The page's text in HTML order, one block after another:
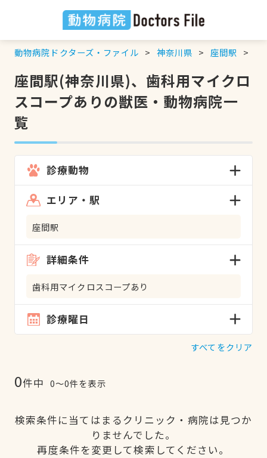
動物病院ドクターズ・ファイル 神奈川県 座間駅
座間駅(神奈川県)、歯科用マイクロ
スコープありの獣医・動物病院一
覧
診療動物
エリア・駅
座間駅
詳細条件
歯科用マイクロスコープあり
診療曜日
すべてをクリア
0件中 0〜0件を表示
検索条件に当てはまるクリニック・病院は見つか
りませんでした。
再度条件を変更して検索してください。